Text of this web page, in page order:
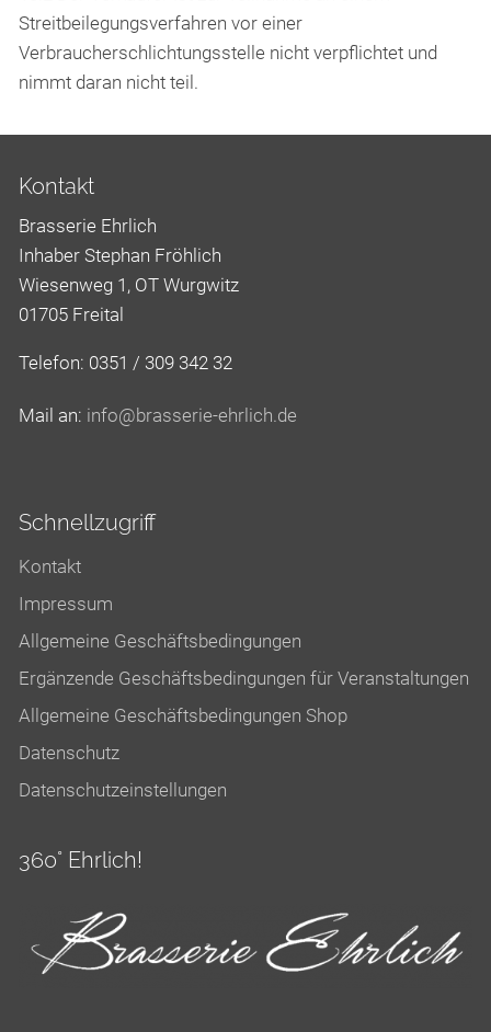
Streitbeilegungsverfahren vor einer
Verbraucherschlichtungsstelle nicht verpflichtet und
nimmt daran nicht teil.
Kontakt
Brasserie Ehrlich
Inhaber Stephan Fröhlich
Wiesenweg 1, OT Wurgwitz
01705 Freital
Telefon: 0351 / 309 342 32
Mail an: nf br ss r - hrl ch d
Schnellzugriff
Kontakt
Impressum
Allgemeine Geschäftsbedingungen
Ergänzende Geschäftsbedingungen für Veranstaltungen
Allgemeine Geschäftsbedingungen Shop
Datenschutz
Datenschutzeinstellungen
360° Ehrlich!